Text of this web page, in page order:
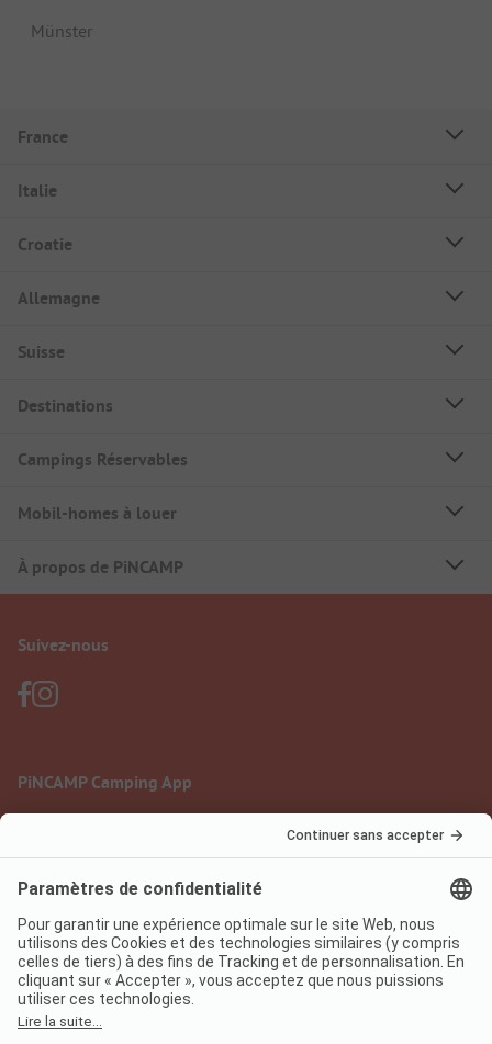
Münster
France
Italie
Croatie
Allemagne
Suisse
Destinations
Campings Réservables
Mobil-homes à louer
À propos de PiNCAMP
Suivez-nous
PiNCAMP Camping App
Mentions légales
Protection des données
Conditions d'utilisation
Règlement sur les services numériques